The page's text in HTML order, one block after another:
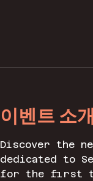
이벤트 소개
Discover the
dedicated to
for the first